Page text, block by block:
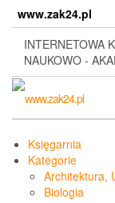
content
www.zak24.pl
INTERNETOWA
NAUKOWO -
Księgarnia
Kategorie
Architektura,
Biologia